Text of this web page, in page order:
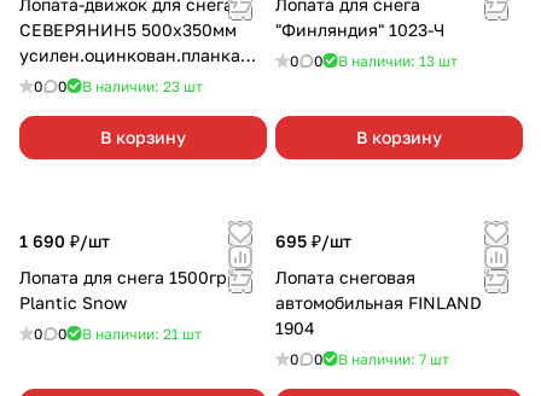
СЕВЕРЯНИН5 500х350мм
усилен.оцинкован.планка
стальной черенок soft touch
0 0 В наличии: 23 шт
В корзину
"Финляндия" 1023-Ч
0 0 В наличии: 13 шт
В корзину
1 690 ₽/шт
Лопата для снега 1500гр
Plantic Snow
0 0 В наличии: 21 шт
695 ₽/шт
Лопата снеговая
автомобильная FINLAND
1904
0 0 В наличии: 7 шт